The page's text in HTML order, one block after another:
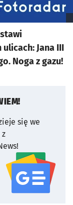
Jana III
Noga z gazu!
się we
z
serwisu